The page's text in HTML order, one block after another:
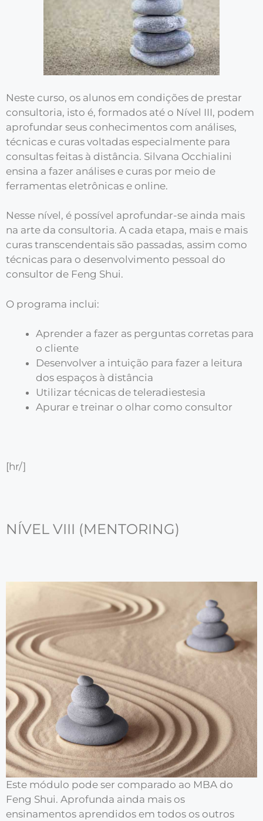
Neste curso, os alunos em condições de prestar
consultoria, isto é, formados até o Nível III, podem
aprofundar seus conhecimentos com análises,
técnicas e curas voltadas especialmente para
consultas feitas à distância. Silvana Occhialini
ensina a fazer análises e curas por meio de
ferramentas eletrônicas e online.
Nesse nível, é possível aprofundar-se ainda mais
na arte da consultoria. A cada etapa, mais e mais
curas transcendentais são passadas, assim como
técnicas para o desenvolvimento pessoal do
consultor de Feng Shui.
O programa inclui:
Aprender a fazer as perguntas corretas para
o cliente
Desenvolver a intuição para fazer a leitura
dos espaços à distância
Utilizar técnicas de teleradiestesia
Apurar e treinar o olhar como consultor
[hr/]
NÍVEL VIII (MENTORING)
Este módulo pode ser comparado ao MBA do
Feng Shui. Aprofunda ainda mais os
ensinamentos aprendidos em todos os outros